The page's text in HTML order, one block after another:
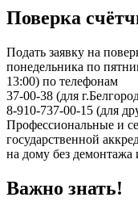
Поверка
Подать заявку на
понедельника по
13:00) по телефонам
37-00-38 (для
8-910-737-00-15 (для
Профессиональные и
государственной
на дому без демонтажа
Важно знать!